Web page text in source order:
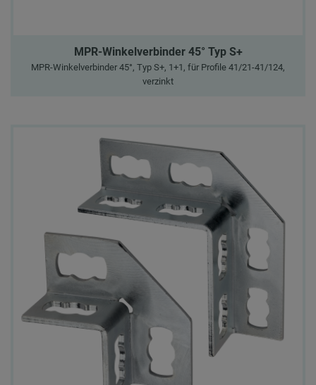
MPR-Winkelverbinder 45° Typ S+
MPR-Winkelverbinder 45°, Typ S+, 1+1, für Profile 41/21-41/124,
verzinkt